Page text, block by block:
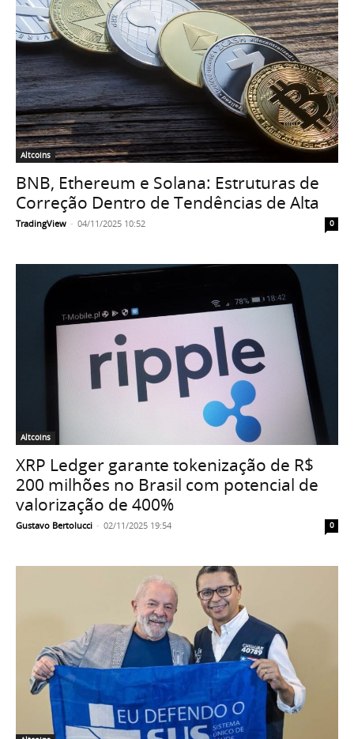
Altcoins
BNB, Ethereum e Solana: Estruturas de
Correção Dentro de Tendências de Alta
TradingView - 04/11/2025 10:52 0
Altcoins
XRP Ledger garante tokenização de R$
200 milhões no Brasil com potencial de
valorização de 400%
Gustavo Bertolucci - 02/11/2025 19:54 0